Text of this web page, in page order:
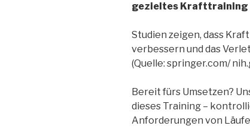
gezieltes Krafttraining
Studien zeigen, dass
verbessern und das
(Quelle: springer.com/
Bereit fürs Umsetzen?
dieses Training –
Anforderungen von